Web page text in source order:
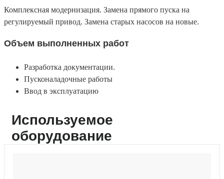
Комплексная модернизация. Замена прямого пуска на
регулируемый привод. Замена старых насосов на новые.
Объем выполненных работ
Разработка документации.
Пусконаладочные работы
Ввод в эксплуатацию
Используемое
оборудование